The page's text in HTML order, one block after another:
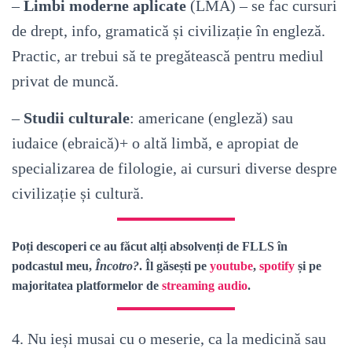
–Limbi moderne aplicate (LMA) – se fac cursuri
de drept, info, gramatică și civilizație în engleză.
Practic, ar trebui să te pregătească pentru mediul
privat de muncă.
– Studii culturale: americane (engleză) sau
iudaice (ebraică)+ o altă limbă, e apropiat de
specializarea de filologie, ai cursuri diverse despre
civilizație și cultură.
Poți descoperi ce au făcut alți absolvenți de FLLS în
podcastul meu, Încotro?. Îl găsești pe youtube, spotify și pe
majoritatea platformelor de streaming audio.
4. Nu ieși musai cu o meserie, ca la medicină sau